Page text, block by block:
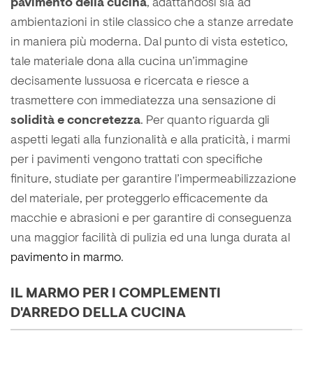
pavimento della cucina, adattandosi sia ad
ambientazioni in stile classico che a stanze arredate
in maniera più moderna. Dal punto di vista estetico,
tale materiale dona alla cucina un’immagine
decisamente lussuosa e ricercata e riesce a
trasmettere con immediatezza una sensazione di
solidità e concretezza. Per quanto riguarda gli
aspetti legati alla funzionalità e alla praticità, i marmi
per i pavimenti vengono trattati con specifiche
finiture, studiate per garantire l’impermeabilizzazione
del materiale, per proteggerlo efficacemente da
macchie e abrasioni e per garantire di conseguenza
una maggior facilità di pulizia ed una lunga durata al
pavimento in marmo.
IL MARMO PER I COMPLEMENTI
D'ARREDO DELLA CUCINA